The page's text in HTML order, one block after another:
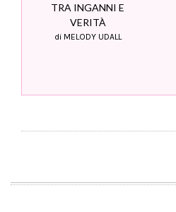
TRA INGANNI E
VERITÀ
di MELODY UDALL